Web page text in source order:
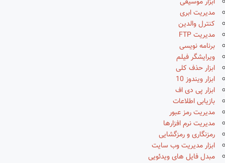
مدیریت ابری
کنترل والدین
مدیریت FTP
برنامه نویسی
ویرایشگر فیلم
ابزار حذف کلی
ابزار ویندوز 10
ابزار پی دی اف
بازیابی اطلاعات
مدیریت رمز عبور
مدیریت نرم افزارها
رمزنگاری و رمزگشایی
ابزار مدیریت وب سایت
مبدل فایل های ویدئویی